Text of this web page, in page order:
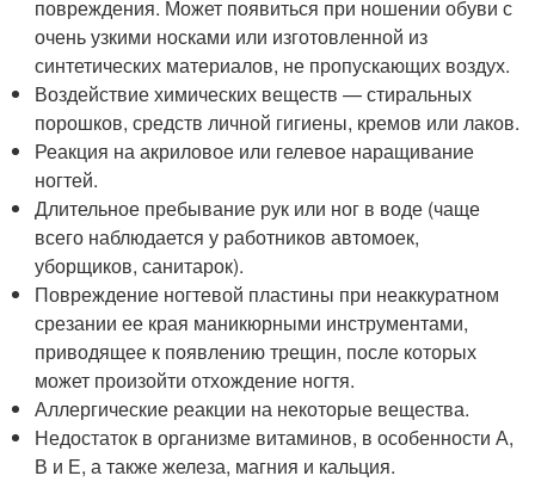
повреждения. Может появиться при ношении обуви с
очень узкими носками или изготовленной из
синтетических материалов, не пропускающих воздух.
Воздействие химических веществ — стиральных
порошков, средств личной гигиены, кремов или лаков.
Реакция на акриловое или гелевое наращивание
ногтей.
Длительное пребывание рук или ног в воде (чаще
всего наблюдается у работников автомоек,
уборщиков, санитарок).
Повреждение ногтевой пластины при неаккуратном
срезании ее края маникюрными инструментами,
приводящее к появлению трещин, после которых
может произойти отхождение ногтя.
Аллергические реакции на некоторые вещества.
Недостаток в организме витаминов, в особенности А,
В и Е, а также железа, магния и кальция.